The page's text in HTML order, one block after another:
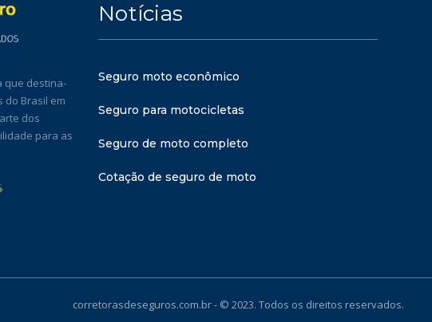
que destina-
do Brasil em
dos
para as
Notícias
Seguro moto econômico
Seguro para motocicletas
Seguro de moto completo
Cotação de seguro de moto
corretorasdeseguros.com.br - © 2023. Todos os direitos reservados.